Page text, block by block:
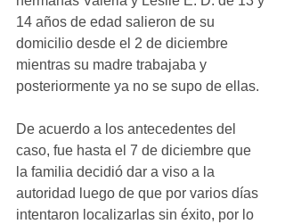
14 años de edad salieron de su
domicilio desde el 2 de diciembre
mientras su madre trabajaba y
posteriormente ya no se supo de ellas.
De acuerdo a los antecedentes del
caso, fue hasta el 7 de diciembre que
la familia decidió dar a viso a la
autoridad luego de que por varios días
intentaron localizarlas sin éxito, por lo